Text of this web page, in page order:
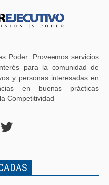
Poder. Proveemos servicios
para la comunidad de
y personas interesadas en
en buenas prácticas
Competitividad.